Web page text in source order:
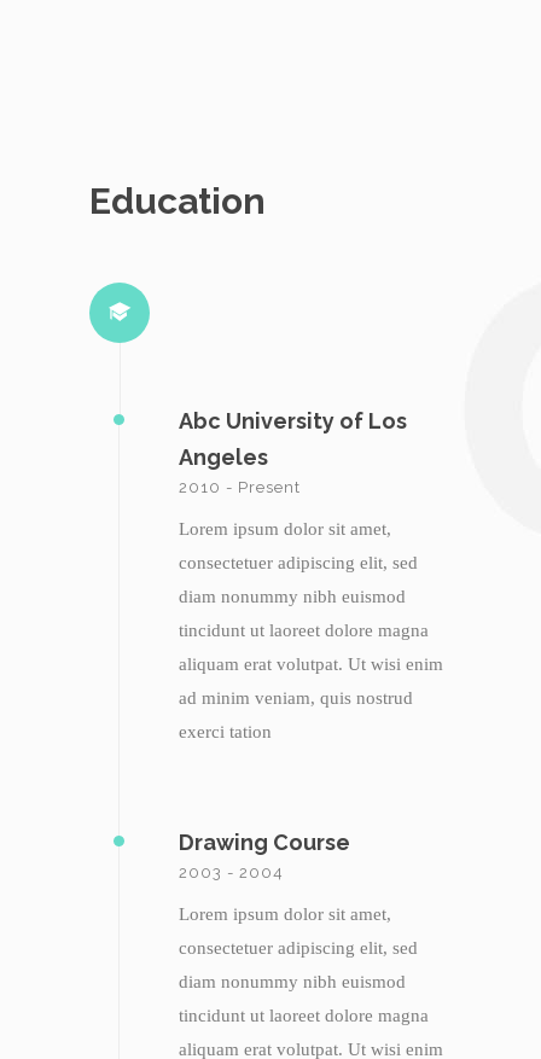
Education
Abc University of Los
Angeles
2010 - Present
Lorem ipsum dolor sit amet,
consectetuer adipiscing elit, sed
diam nonummy nibh euismod
tincidunt ut laoreet dolore magna
aliquam erat volutpat. Ut wisi enim
ad minim veniam, quis nostrud
exerci tation
Drawing Course
2003 - 2004
Lorem ipsum dolor sit amet,
consectetuer adipiscing elit, sed
diam nonummy nibh euismod
tincidunt ut laoreet dolore magna
aliquam erat volutpat. Ut wisi enim